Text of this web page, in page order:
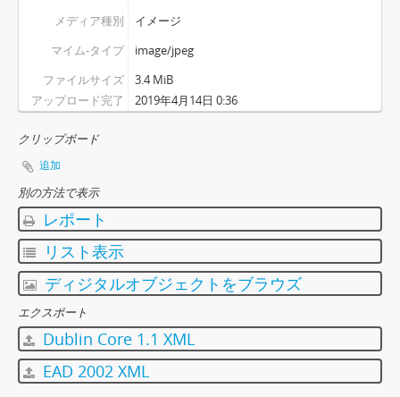
メディア種別
イメージ
マイム-タイプ
image/jpeg
ファイルサイズ
3.4 MiB
アップロード完了
2019年4月14日 0:36
クリップボード
追加
別の方法で表示
レポート
リスト表示
ディジタルオブジェクトをブラウズ
エクスポート
Dublin Core 1.1 XML
EAD 2002 XML